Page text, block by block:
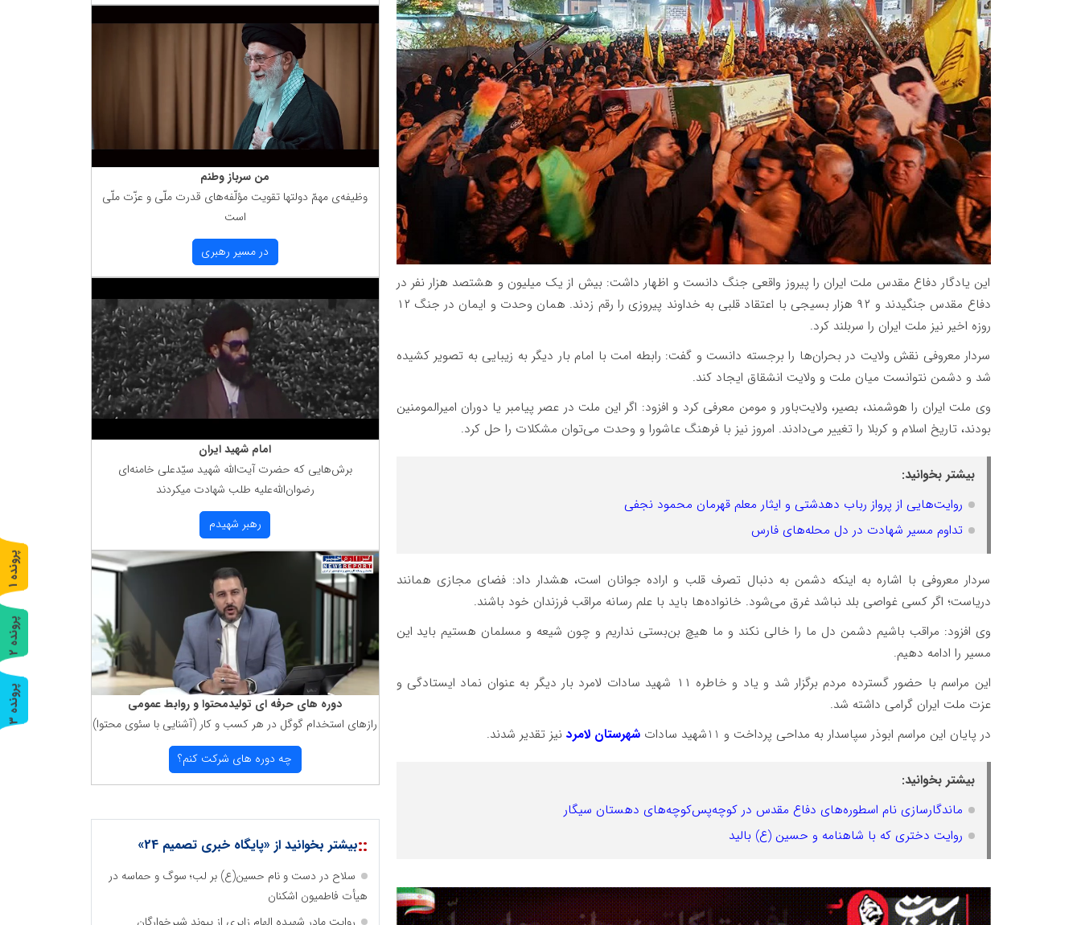
این یادگار دفاع مقدس ملت ایران را پیروز واقعی جنگ دانست و اظهار داشت: بیش از یک میلیون و هشتصد هزار نفر در
دفاع مقدس جنگیدند و ۹۲ هزار بسیجی با اعتقاد قلبی به خداوند پیروزی را رقم زدند. همان وحدت و ایمان در جنگ ۱۲
روزه اخیر نیز ملت ایران را سربلند کرد.
سردار معروفی نقش ولایت در بحران‌ها را برجسته دانست و گفت: رابطه امت با امام بار دیگر به زیبایی به تصویر کشیده
شد و دشمن نتوانست میان ملت و ولایت انشقاق ایجاد کند.
وی ملت ایران را هوشمند، بصیر، ولایت‌باور و مومن معرفی کرد و افزود: اگر این ملت در عصر پیامبر یا دوران امیرالمومنین
بودند، تاریخ اسلام و کربلا را تغییر می‌دادند. امروز نیز با فرهنگ عاشورا و وحدت می‌توان مشکلات را حل کرد.
بیشتر بخوانید:
روایت‌هایی از پرواز رباب دهدشتی و ایثار معلم قهرمان محمود نجفی
تداوم مسیر شهادت در دل محله‌های فارس
سردار معروفی با اشاره به اینکه دشمن به دنبال تصرف قلب و اراده جوانان است، هشدار داد: فضای مجازی همانند
دریاست؛ اگر کسی غواصی بلد نباشد غرق می‌شود. خانواده‌ها باید با علم رسانه مراقب فرزندان خود باشند.
وی افزود: مراقب باشیم دشمن دل ما را خالی نکند و ما هیچ بن‌بستی نداریم و چون شیعه و مسلمان هستیم باید این
مسیر را ادامه دهیم.
این مراسم با حضور گسترده مردم برگزار شد و یاد و خاطره ۱۱ شهید سادات لامرد بار دیگر به عنوان نماد ایستادگی و
عزت ملت ایران گرامی داشته شد.
در پایان این مراسم ابوذر سپاسدار به مداحی پرداخت و 11شهید سادات
شهرستان لامرد نیز تقدیر شدند.
بیشتر بخوانید:
ماندگارسازی نام اسطوره‌های دفاع مقدس در کوچه‌پس‌کوچه‌های دهستان سیگار
روایت دختری که با شاهنامه و حسین (ع) بالید
من سرباز وطنم
وظیفه‌ی مهمّ دولتها تقویت مؤلّفه‌های قدرت ملّی و عزّت ملّی
است
در مسیر رهبری
امام شهید ایران
برش‌هایی كه حضرت آیت‌الله شهید سیّدعلی خامنه‌ای
رضوان‌الله‌علیه طلب شهادت میكردند
رهبر شهیدم
دوره های حرفه ای تولیدمحتوا و روابط عمومی
رازهای استخدام گوگل در هر كسب و كار (آشنایی با سئوی محتوا)
چه دوره های شركت كنم؟
::بیشتر بخوانید از «پایگاه خبری تصمیم 24»
سلاح در دست و نام حسین(ع) بر لب؛ سوگ و حماسه در
هیأت فاطمیون اشکنان
روایت مادر شهیده الهام زایری از پیوند شیرخوارگان
پ
ر
و
ن
د
ه
1
پ
ر
و
ن
د
ه
2
پ
ر
و
ن
د
ه
3